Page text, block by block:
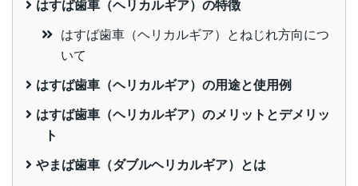
はすば歯車（ヘリカルギア）の特徴
はすば歯車（ヘリカルギア）とねじれ方向につ
いて
はすば歯車（ヘリカルギア）の用途と使用例
はすば歯車（ヘリカルギア）のメリットとデメリッ
ト
やまば歯車（ダブルヘリカルギア）とは